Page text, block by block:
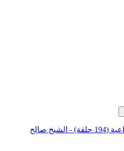
شرح زاد المستقنع - حلقات إذاعية (194 حلقة) - الشيخ صالح